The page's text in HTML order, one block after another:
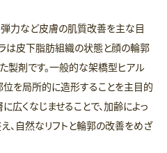
弾力など皮膚の肌質改善を主な目
は皮下脂肪組織の状態と顔の輪郭
製剤です。一般的な架橋型ヒアル
位を局所的に造形することを主目的
広くなじませることで、加齢によっ
、自然なリフトと輪郭の改善をめざ